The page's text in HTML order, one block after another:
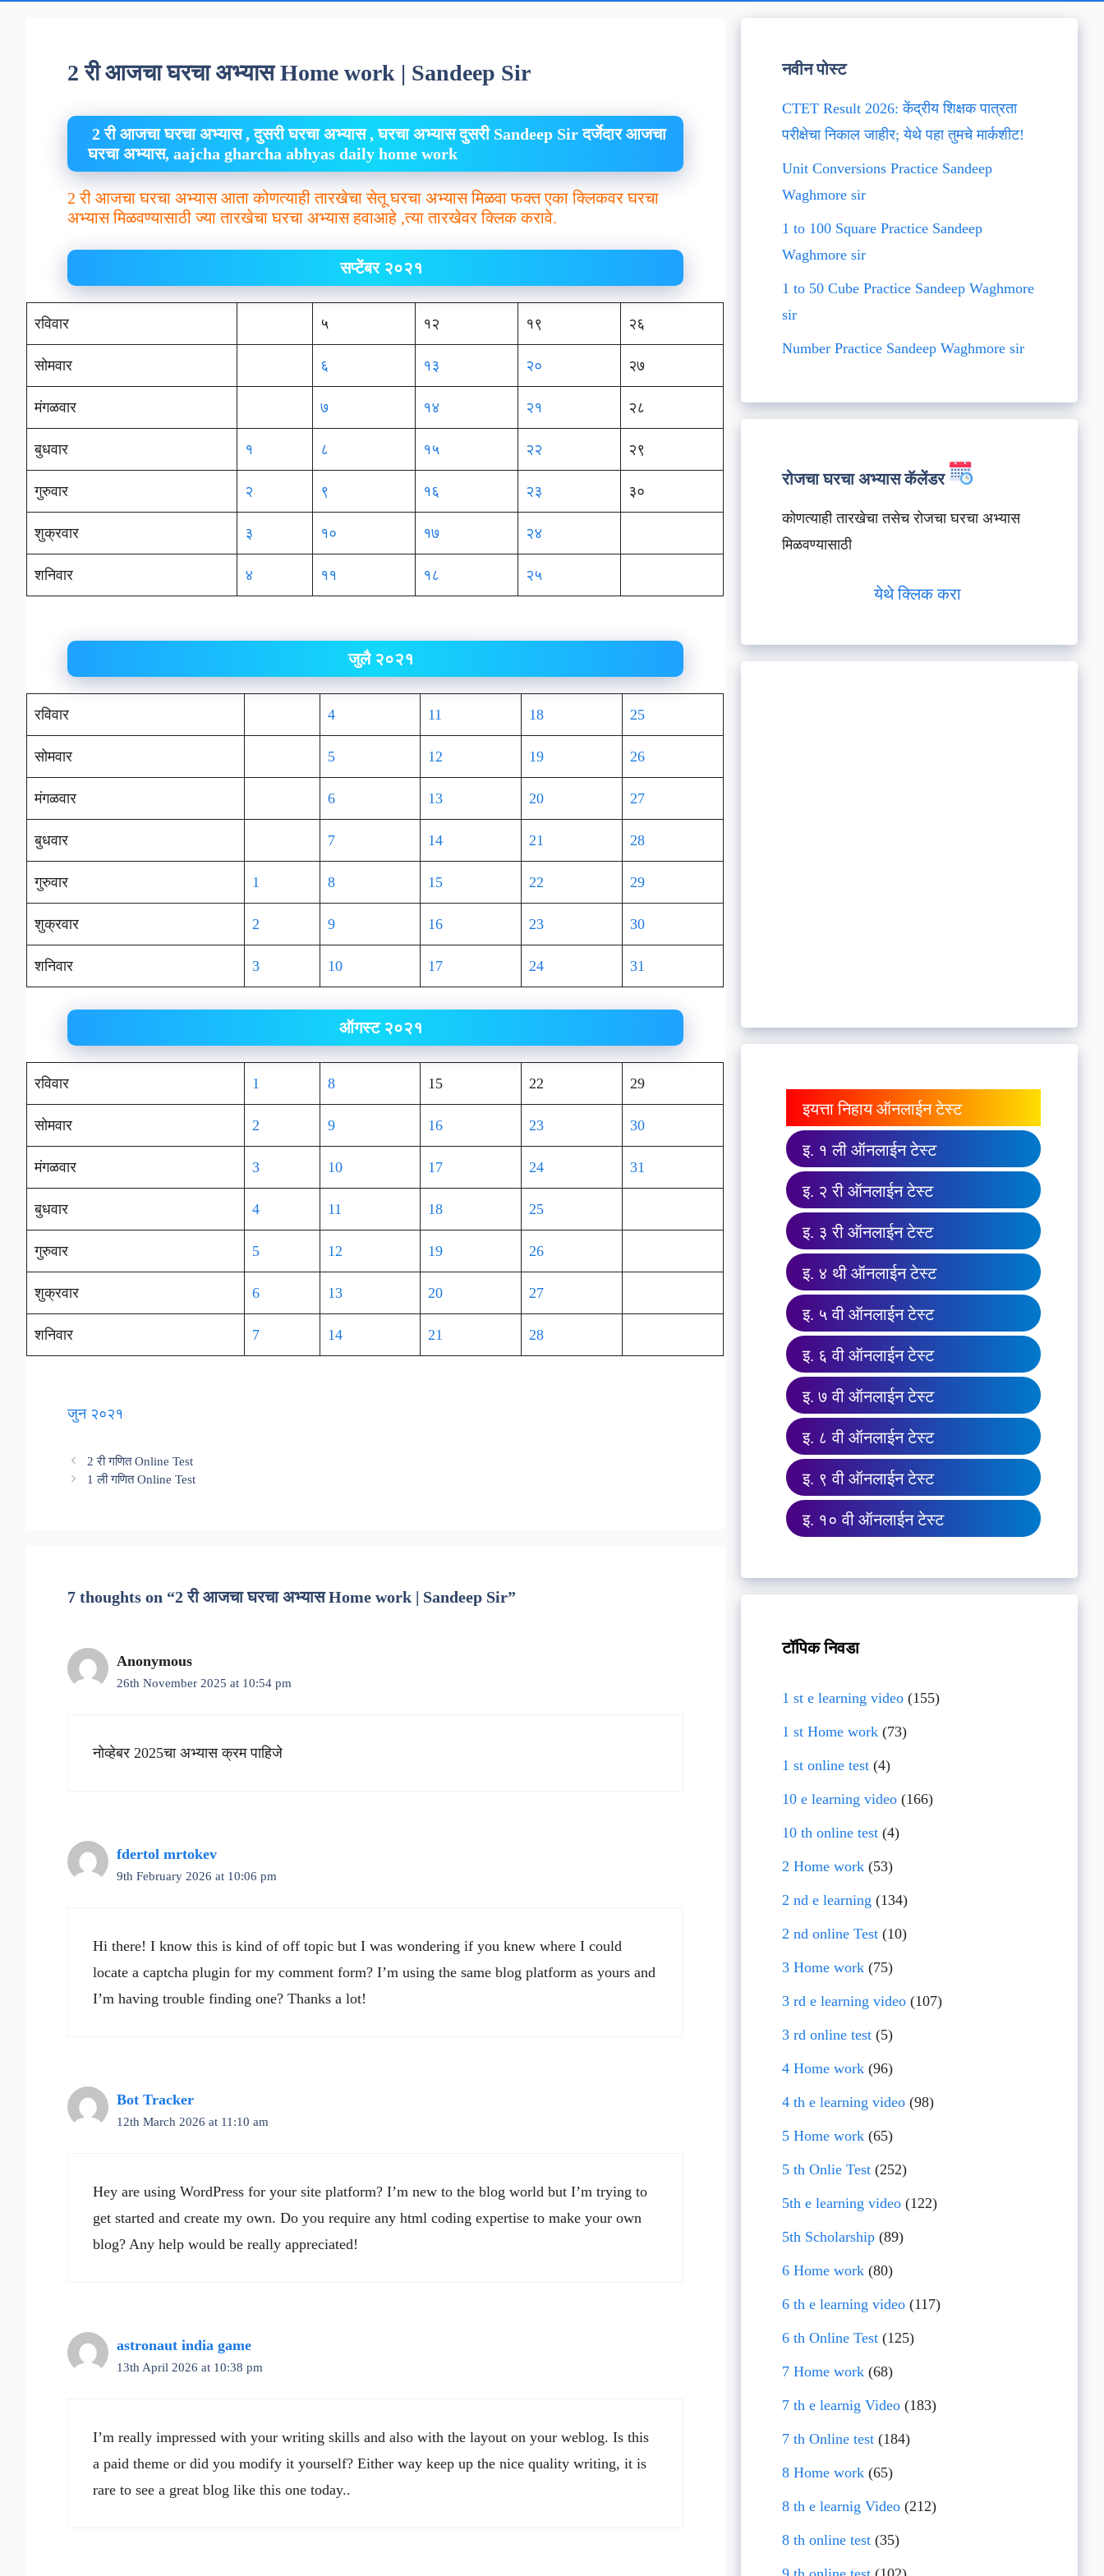
2 री आजचा घरचा अभ्यास Home work | Sandeep Sir
2 री आजचा घरचा अभ्यास , दुसरी घरचा अभ्यास , घरचा अभ्यास दुसरी Sandeep Sir दर्जेदार आजचा
घरचा अभ्यास, aajcha gharcha abhyas daily home work
2 री आजचा घरचा अभ्यास आता कोणत्याही तारखेचा सेतू घरचा अभ्यास मिळवा फक्त एका क्लिकवर घरचा
अभ्यास मिळवण्यासाठी ज्या तारखेचा घरचा अभ्यास हवाआहे ,त्या तारखेवर क्लिक करावे.
सप्टेंबर २०२१
रविवार ५ १२ १९ २६
सोमवार ६ १३ २० २७
मंगळवार ७ १४ २१ २८
बुधवार १ ८ १५ २२ २९
गुरुवार २ ९ १६ २३ ३०
शुक्रवार ३ १० १७ २४
शनिवार ४ ११ १८ २५
जुलै २०२१
रविवार 4 11 18 25
सोमवार 5 12 19 26
मंगळवार 6 13 20 27
बुधवार 7 14 21 28
गुरुवार 1 8 15 22 29
शुक्रवार 2 9 16 23 30
शनिवार 3 10 17 24 31
ऑगस्ट २०२१
रविवार 1 8 15 22 29
सोमवार 2 9 16 23 30
मंगळवार 3 10 17 24 31
बुधवार 4 11 18 25
गुरुवार 5 12 19 26
शुक्रवार 6 13 20 27
शनिवार 7 14 21 28
जुन २०२१
2 री गणित Online Test
1 ली गणित Online Test
7 thoughts on “2 री आजचा घरचा अभ्यास Home work | Sandeep Sir”
Anonymous
26th November 2025 at 10:54 pm
नोव्हेबर 2025चा अभ्यास क्रम पाहिजे
fdertol mrtokev
9th February 2026 at 10:06 pm
Hi there! I know this is kind of off topic but I was wondering if you knew where I could
locate a captcha plugin for my comment form? I’m using the same blog platform as yours and
I’m having trouble finding one? Thanks a lot!
Bot Tracker
12th March 2026 at 11:10 am
Hey are using WordPress for your site platform? I’m new to the blog world but I’m trying to
get started and create my own. Do you require any html coding expertise to make your own
blog? Any help would be really appreciated!
astronaut india game
13th April 2026 at 10:38 pm
I’m really impressed with your writing skills and also with the layout on your weblog. Is this
a paid theme or did you modify it yourself? Either way keep up the nice quality writing, it is
rare to see a great blog like this one today..
नवीन पोस्ट
CTET Result 2026: केंद्रीय शिक्षक पात्रता
परीक्षेचा निकाल जाहीर; येथे पहा तुमचे मार्कशीट!
Unit Conversions Practice Sandeep
Waghmore sir
1 to 100 Square Practice Sandeep
Waghmore sir
1 to 50 Cube Practice Sandeep Waghmore
sir
Number Practice Sandeep Waghmore sir
रोजचा घरचा अभ्यास कॅलेंडर
कोणत्याही तारखेचा तसेच रोजचा घरचा अभ्यास
मिळवण्यासाठी
येथे क्लिक करा
इयत्ता निहाय ऑनलाईन टेस्ट
इ. १ ली ऑनलाईन टेस्ट
इ. २ री ऑनलाईन टेस्ट
इ. ३ री ऑनलाईन टेस्ट
इ. ४ थी ऑनलाईन टेस्ट
इ. ५ वी ऑनलाईन टेस्ट
इ. ६ वी ऑनलाईन टेस्ट
इ. ७ वी ऑनलाईन टेस्ट
इ. ८ वी ऑनलाईन टेस्ट
इ. ९ वी ऑनलाईन टेस्ट
इ. १० वी ऑनलाईन टेस्ट
टॉपिक निवडा
1 st e learning video(155)
1 st Home work(73)
1 st online test(4)
10 e learning video(166)
10 th online test(4)
2 Home work(53)
2 nd e learning (134)
2 nd online Test(10)
3 Home work(75)
3 rd e learning video(107)
3 rd online test(5)
4 Home work(96)
4 th e learning video(98)
5 Home work(65)
5 th Onlie Test(252)
5th e learning video(122)
5th Scholarship(89)
6 Home work(80)
6 th e learning video(117)
6 th Online Test(125)
7 Home work(68)
7 th e learnig Video(183)
7 th Online test(184)
8 Home work(65)
8 th e learnig Video(212)
8 th online test(35)